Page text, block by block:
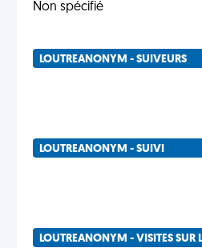
Non spécifié
LOUTREANONYM - SUIVEURS
LOUTREANONYM - SUIVI
LOUTREANONYM - VISITES SUR